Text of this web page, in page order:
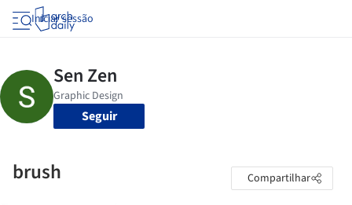
Iniciar sessão
Seguir
brush Compartilhar